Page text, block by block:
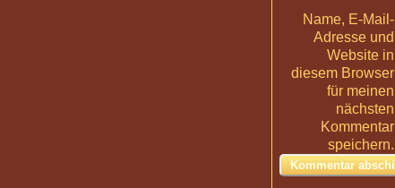
Name, E-Mail-
Adresse und
Website in
diesem Browser
für meinen
nächsten
Kommentar
speichern.